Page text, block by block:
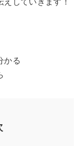
していきます！
かる